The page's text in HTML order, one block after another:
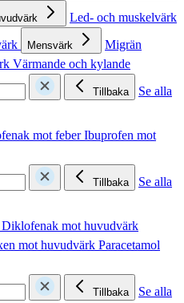
Led- och muskelvärk
Mensvärk
Migrän
Värmande och kylande
Tillbaka
Se alla
mot feberIbuprofen mot
Tillbaka
Se alla
Diklofenak mot huvudvärk
mot huvudvärk Paracetamol
Tillbaka
Se alla